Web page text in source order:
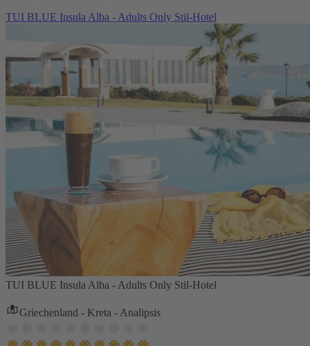
TUI BLUE Insula Alba - Adults Only Stil-Hotel
TUI BLUE Insula Alba - Adults Only Stil-Hotel
Griechenland - Kreta - Analipsis